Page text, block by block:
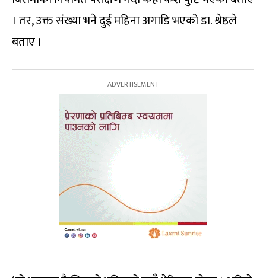
। तर, उक्त संख्या भने दुई महिना अगाडि भएको डा. श्रेष्ठले
बताए ।